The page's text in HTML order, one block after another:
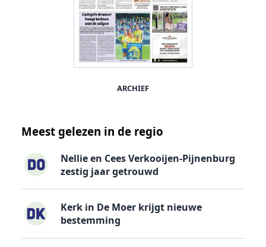
ARCHIEF
Meest gelezen in de regio
Nellie en Cees Verkooijen-Pijnenburg
zestig jaar getrouwd
Kerk in De Moer krijgt nieuwe
bestemming